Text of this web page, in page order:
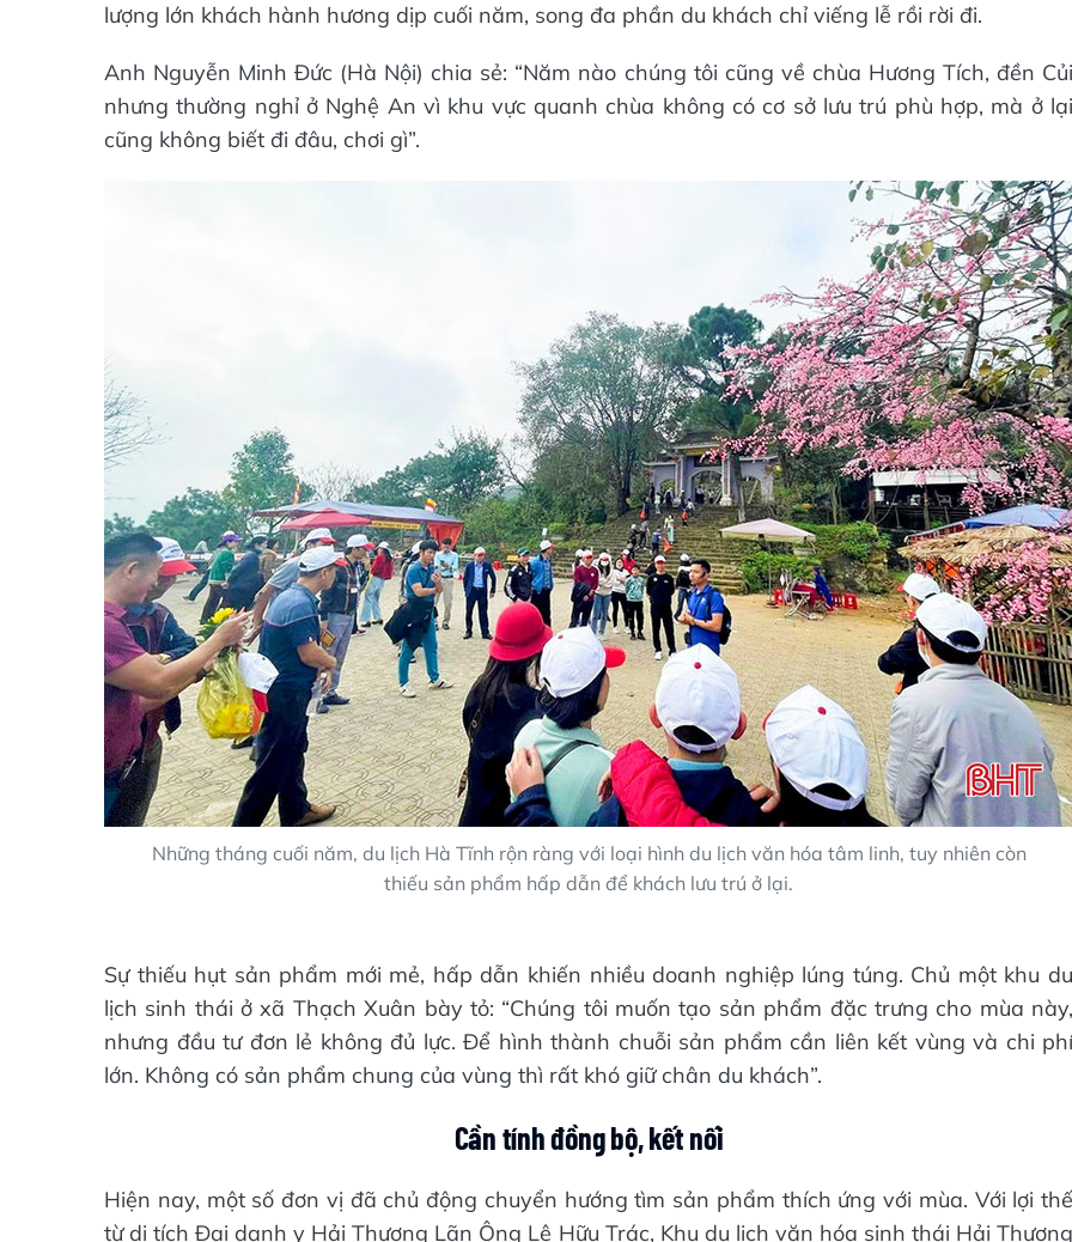
lượng lớn khách hành hương dịp cuối năm, song đa phần du khách chỉ viếng lễ rồi rời đi.
Anh Nguyễn Minh Đức (Hà Nội) chia sẻ: “Năm nào chúng tôi cũng về chùa Hương Tích, đền Củi
nhưng thường nghỉ ở Nghệ An vì khu vực quanh chùa không có cơ sở lưu trú phù hợp, mà ở lại
cũng không biết đi đâu, chơi gì”.
Những tháng cuối năm, du lịch Hà Tĩnh rộn ràng với loại hình du lịch văn hóa tâm linh, tuy nhiên còn
thiếu sản phẩm hấp dẫn để khách lưu trú ở lại.
Sự thiếu hụt sản phẩm mới mẻ, hấp dẫn khiến nhiều doanh nghiệp lúng túng. Chủ một khu du
lịch sinh thái ở xã Thạch Xuân bày tỏ: “Chúng tôi muốn tạo sản phẩm đặc trưng cho mùa này,
nhưng đầu tư đơn lẻ không đủ lực. Để hình thành chuỗi sản phẩm cần liên kết vùng và chi phí
lớn. Không có sản phẩm chung của vùng thì rất khó giữ chân du khách”.
Cần tính đồng bộ, kết nối
Hiện nay, một số đơn vị đã chủ động chuyển hướng tìm sản phẩm thích ứng với mùa. Với lợi thế
từ di tích Đại danh y Hải Thượng Lãn Ông Lê Hữu Trác, Khu du lịch văn hóa sinh thái Hải Thượng